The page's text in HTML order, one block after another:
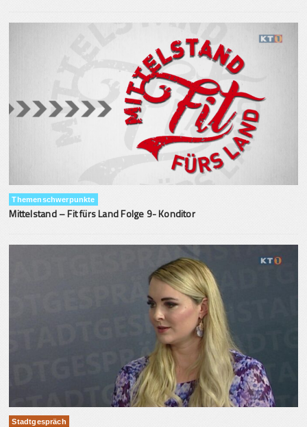
Themenschwerpunkte
Mittelstand – Fit fürs Land Folge 9- Konditor
Stadtgespräch